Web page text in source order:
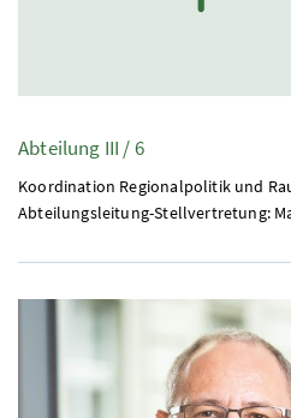
Abteilung III / 6
Koordination Regionalpolitik und
Abteilungsleitung-Stellvertretung: